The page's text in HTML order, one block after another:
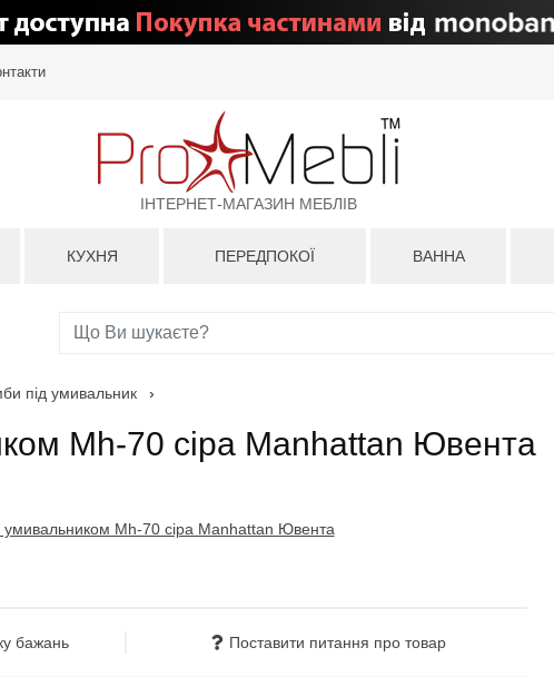
ІНТЕРНЕТ-МАГАЗИН МЕБЛІВ
КУХНЯ ПЕРЕДПОКОЇ ВАННА
під умивальник ›
Mh-70 сіра Manhattan Ювента
бажань Поставити питання про товар